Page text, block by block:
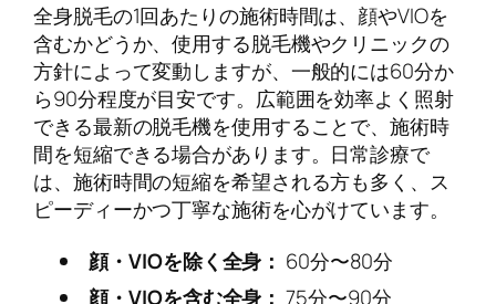
全身脱毛の1回あたりの施術時間は、顔やVIOを
含むかどうか、使用する脱毛機やクリニックの
方針によって変動しますが、一般的には60分か
ら90分程度が目安です。広範囲を効率よく照射
できる最新の脱毛機を使用することで、施術時
間を短縮できる場合があります。日常診療で
は、施術時間の短縮を希望される方も多く、ス
ピーディーかつ丁寧な施術を心がけています。
顔・VIOを除く全身： 60分〜80分
顔・VIOを含む全身： 75分〜90分